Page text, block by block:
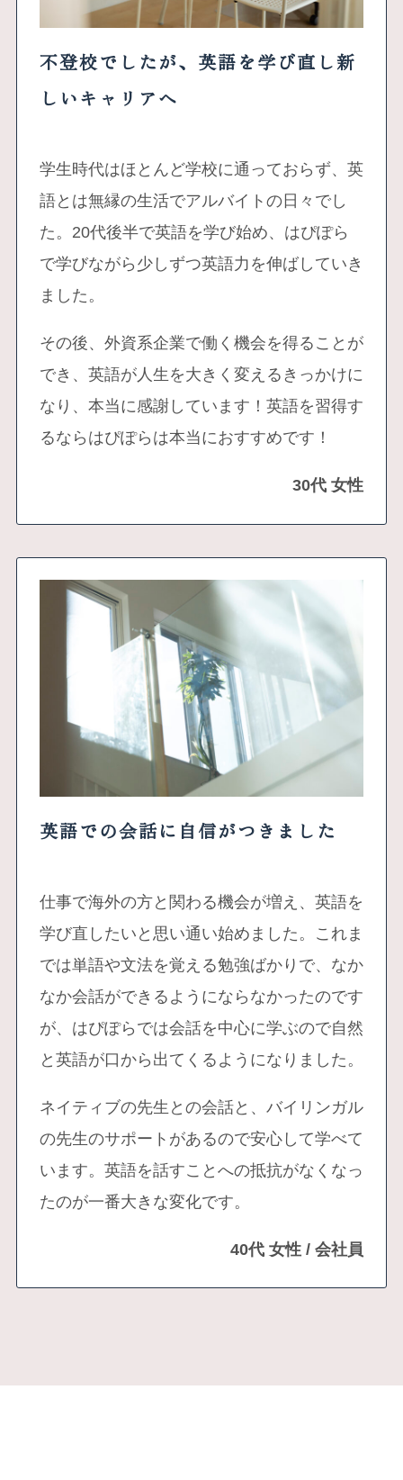
不登校でしたが、英語を学び直し新
しいキャリアへ
学生時代はほとんど学校に通っておらず、英
語とは無縁の生活でアルバイトの日々でし
た。20代後半で英語を学び始め、はぴぽら
で学びながら少しずつ英語力を伸ばしていき
ました。
その後、外資系企業で働く機会を得ることが
でき、英語が人生を大きく変えるきっかけに
なり、本当に感謝しています！英語を習得す
るならはぴぽらは本当におすすめです！
30代 女性
英語での会話に自信がつきました
仕事で海外の方と関わる機会が増え、英語を
学び直したいと思い通い始めました。これま
では単語や文法を覚える勉強ばかりで、なか
なか会話ができるようにならなかったのです
が、はぴぽらでは会話を中心に学ぶので自然
と英語が口から出てくるようになりました。
ネイティブの先生との会話と、バイリンガル
の先生のサポートがあるので安心して学べて
います。英語を話すことへの抵抗がなくなっ
たのが一番大きな変化です。
40代 女性 / 会社員